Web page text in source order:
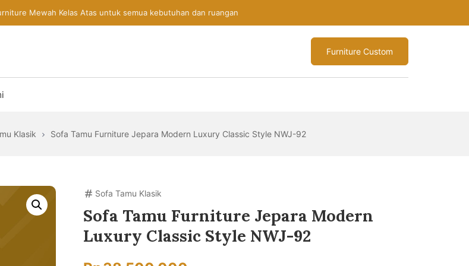
Mewah Kelas Atas untuk semua kebutuhan dan ruangan
Furniture Custom
Klasik Sofa Tamu Furniture Jepara Modern Luxury Classic Style NWJ-92
Sofa Tamu Klasik
Sofa Tamu Furniture Jepara Modern
Luxury Classic Style NWJ-92